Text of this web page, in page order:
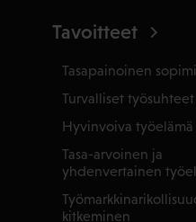
Tavoitteet
Tasapainoinen
Turvalliset työsuhteet
Hyvinvoiva työelämä
Tasa-arvoinen ja
yhdenvertainen
kitkeminen